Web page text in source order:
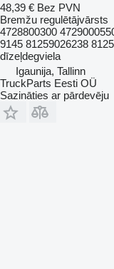
48,39 € Bez PVN
Bremžu regulētājvārsts
4728800300
9145 81259026238
dīzeļdegviela
Igaunija, Tallinn
TruckParts Eesti OÜ
Sazināties ar pārdevēju